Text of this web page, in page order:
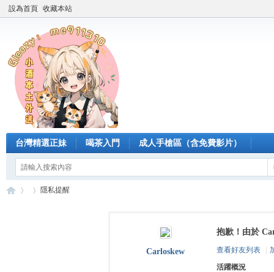
設為首頁 收藏本站
台灣精選正妹 喝茶入門 成人手槍區（含免費影片）
隱私提醒
Carloskew
抱歉！由於
查看好友列表
活躍概況